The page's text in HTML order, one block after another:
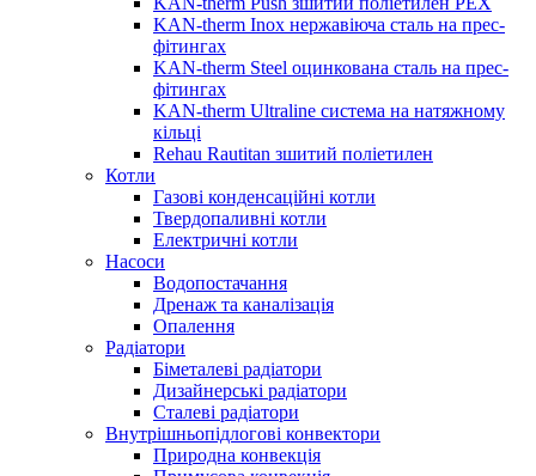
KAN-therm Inox нержавіюча сталь на прес-
фітингах
KAN-therm Steel оцинкована сталь на прес-
фітингах
KAN-therm Ultraline система на натяжному
кільці
Rehau Rautitan зшитий поліетилен
Котли
Газові конденсаційні котли
Твердопаливні котли
Електричні котли
Насоси
Водопостачання
Дренаж та каналізація
Опалення
Радіатори
Біметалеві радіатори
Дизайнерські радіатори
Сталеві радіатори
Внутрішньопідлогові конвектори
Природна конвекція